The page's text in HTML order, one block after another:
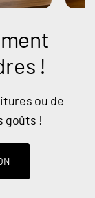
!
ou de
goûts !